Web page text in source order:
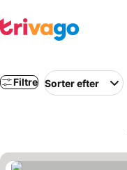
Filtre Sorter efter